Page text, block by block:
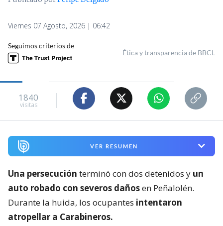
Viernes 07 Agosto, 2026 | 06:42
Seguimos criterios de
Ética y transparencia de BBCL
1840
visitas
VER RESUMEN
Una persecución terminó con dos detenidos y un
auto robado con severos dañosen Peñalolén.
Durante la huida, los ocupantes intentaron
atropellar a Carabineros.